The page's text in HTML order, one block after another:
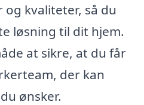
kvaliteter, så du
løsning til dit hjem.
at sikre, at du får
der kan
ønsker.